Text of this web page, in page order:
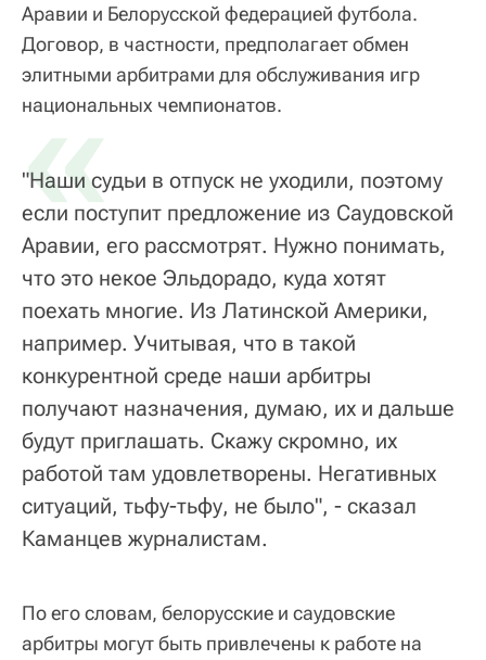
Аравии и Белорусской федерацией футбола.
Договор, в частности, предполагает обмен
элитными арбитрами для обслуживания игр
национальных чемпионатов.
«
"Наши судьи в отпуск не уходили, поэтому
если поступит предложение из Саудовской
Аравии, его рассмотрят. Нужно понимать,
что это некое Эльдорадо, куда хотят
поехать многие. Из Латинской Америки,
например. Учитывая, что в такой
конкурентной среде наши арбитры
получают назначения, думаю, их и дальше
будут приглашать. Скажу скромно, их
работой там удовлетворены. Негативных
ситуаций, тьфу-тьфу, не было", - сказал
Каманцев журналистам.
По его словам, белорусские и саудовские
арбитры могут быть привлечены к работе на